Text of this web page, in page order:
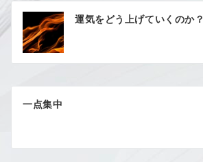
投
稿
ナ
ゲ
シ
運気をどう上げていくのか？
一点集中